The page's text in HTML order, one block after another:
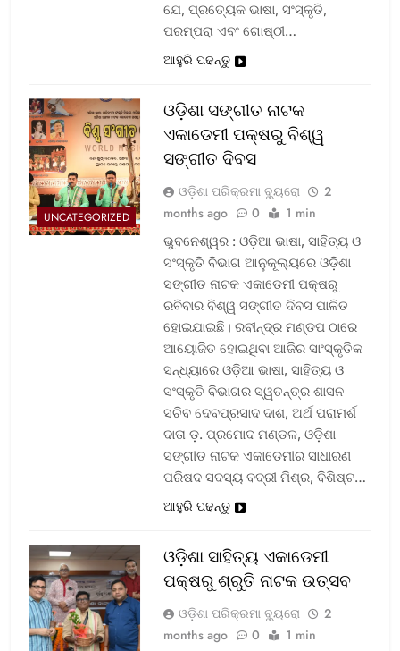
ଯେ, ପ୍ରତ୍ୟେକ ଭାଷା, ସଂସ୍କୃତି,
ପରମ୍ପରା ଏବଂ ଗୋଷ୍ଠୀ…
ଆହୁରି ପଢନ୍ତୁ
UNCATEGORIZED
ଓଡ଼ିଶା ସଙ୍ଗୀତ ନାଟକ
ଏକାଡେମୀ ପକ୍ଷରୁ ବିଶ୍ୱ
ସଙ୍ଗୀତ ଦିବସ
ଓଡ଼ିଶା ପରିକ୍ରମା ବ୍ୟୁରୋ
2
months ago
0 1 min
ଭୁବନେଶ୍ୱର : ଓଡ଼ିଆ ଭାଷା, ସାହିତ୍ୟ ଓ
ସଂସ୍କୃତି ବିଭାଗ ଆନୁକୂଲ୍ୟରେ ଓଡ଼ିଶା
ସଙ୍ଗୀତ ନାଟକ ଏକାଡେମୀ ପକ୍ଷରୁ
ରବିବାର ବିଶ୍ୱ ସଙ୍ଗୀତ ଦିବସ ପାଳିତ
ହୋଇଯାଇଛି। ରବୀନ୍ଦ୍ର ମଣ୍ଡପ ଠାରେ
ଆୟୋଜିତ ହୋଇଥିବା ଆଜିର ସାଂସ୍କୃତିକ
ସନ୍ଧ୍ୟାରେ ଓଡ଼ିଆ ଭାଷା, ସାହିତ୍ୟ ଓ
ସଂସ୍କୃତି ବିଭାଗର ସ୍ୱତନ୍ତ୍ର ଶାସନ
ସଚିବ ଦେବପ୍ରସାଦ ଦାଶ, ଅର୍ଥ ପରାମର୍ଶ
ଦାତା ଡ଼. ପ୍ରମୋଦ ମଣ୍ଡଳ, ଓଡ଼ିଶା
ସଙ୍ଗୀତ ନାଟକ ଏକାଡେମୀର ସାଧାରଣ
ପରିଷଦ ସଦସ୍ୟ ବଦ୍ରୀ ମିଶ୍ର, ବିଶିଷ୍ଟ…
ଆହୁରି ପଢନ୍ତୁ
ଓଡ଼ିଶା ସାହିତ୍ୟ ଏକାଡେମୀ
ପକ୍ଷରୁ ଶ୍ରୁତି ନାଟକ ଉତ୍ସବ
ଓଡ଼ିଶା ପରିକ୍ରମା ବ୍ୟୁରୋ
2
months ago
0 1 min